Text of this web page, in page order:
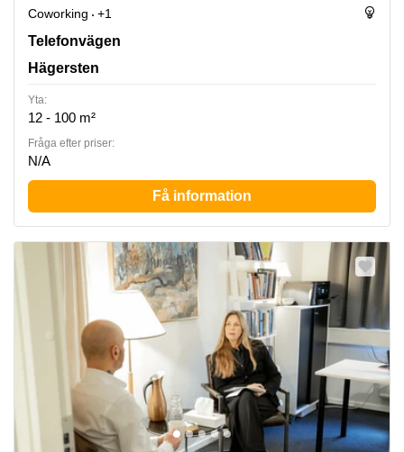
Coworking
+1
Telefonvägen 30, Hägersten
Telefonvägen
Hägersten
Yta:
12 - 100 m²
Fråga efter priser:
N/A
Få information